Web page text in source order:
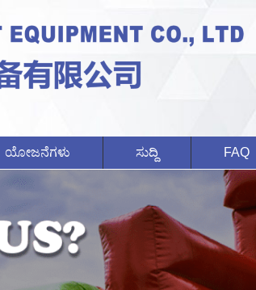
ಯೋಜನೆಗಳು ಸುದ್ದಿ FAQ